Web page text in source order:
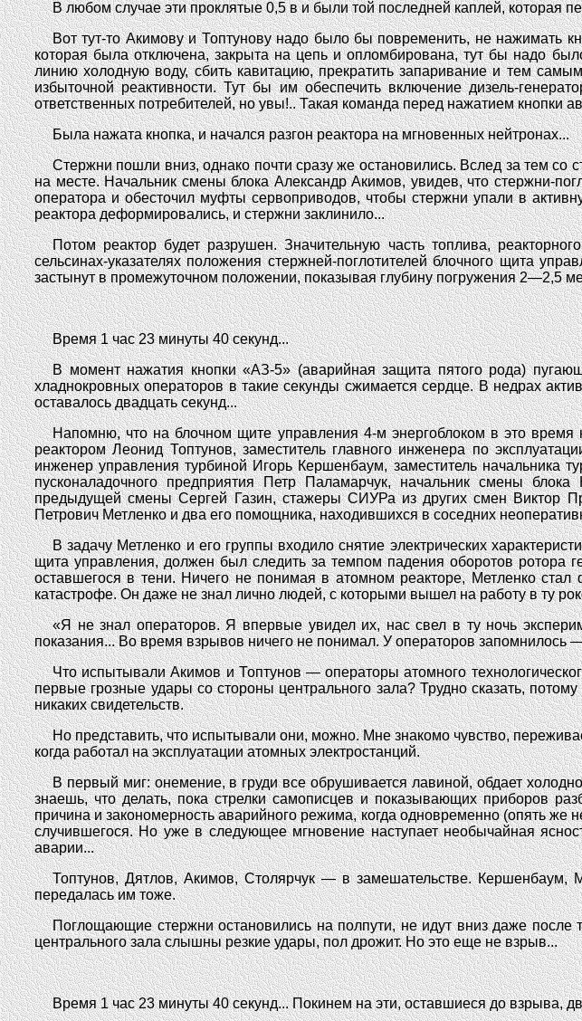
В любом случае эти проклятые 0,5 в и были той последней каплей, которая
Вот тут-то Акимову и Топтунову надо было бы повременить, не нажимать
которая была отключена, закрыта на цепь и опломбирована, тут бы надо
линию холодную воду, сбить кавитацию, прекратить запаривание и тем
избыточной реактивности. Тут бы им обеспечить включение дизель-
ответственных потребителей, но увы!.. Такая команда перед нажатием кнопки
Была нажата кнопка, и начался разгон реактора на мгновенных нейтронах...
Стержни пошли вниз, однако почти сразу же остановились. Вслед за тем
на месте. Начальник смены блока Александр Акимов, увидев, что стержни-
оператора и обесточил муфты сервоприводов, чтобы стержни упали в
реактора деформировались, и стержни заклинило...
Потом реактор будет разрушен. Значительную часть топлива,
сельсинах-указателях положения стержней-поглотителей блочного щита
застынут в промежуточном положении, показывая глубину погружения 2—2,5
Время 1 час 23 минуты 40 секунд...
В момент нажатия кнопки «АЗ-5» (аварийная защита пятого рода)
хладнокровных операторов в такие секунды сжимается сердце. В недрах
оставалось двадцать секунд...
Напомню, что на блочном щите управления 4-м энергоблоком в это
реактором Леонид Топтунов, заместитель главного инженера по
инженер управления турбиной Игорь Кершенбаум, заместитель начальника
пусконаладочного предприятия Петр Паламарчук, начальник смены
предыдущей смены Сергей Газин, стажеры СИУРа из других смен Виктор
Петрович Метленко и два его помощника, находившихся в соседних
В задачу Метленко и его группы входило снятие электрических
щита управления, должен был следить за темпом падения оборотов ротора
оставшегося в тени. Ничего не понимая в атомном реакторе, Метленко
катастрофе. Он даже не знал лично людей, с которыми вышел на работу в ту
«Я не знал операторов. Я впервые увидел их, нас свел в ту ночь
показания... Во время взрывов ничего не понимал. У операторов
Что испытывали Акимов и Топтунов — операторы атомного
первые грозные удары со стороны центрального зала? Трудно сказать,
никаких свидетельств.
Но представить, что испытывали они, можно. Мне знакомо чувство,
когда работал на эксплуатации атомных электростанций.
В первый миг: онемение, в груди все обрушивается лавиной, обдает
знаешь, что делать, пока стрелки самописцев и показывающих приборов
причина и закономерность аварийного режима, когда одновременно (опять же
случившегося. Но уже в следующее мгновение наступает необычайная
аварии...
Топтунов, Дятлов, Акимов, Столярчук — в замешательстве. Кершенбаум,
передалась им тоже.
Поглощающие стержни остановились на полпути, не идут вниз даже
центрального зала слышны резкие удары, пол дрожит. Но это еще не взрыв...
Время 1 час 23 минуты 40 секунд... Покинем на эти, оставшиеся до взрыва,